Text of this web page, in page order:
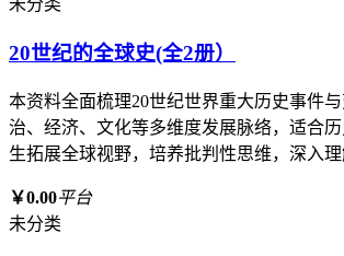
未分类
20世纪的全球史(全2册）
本资料全面梳理20世纪世界重大历史事件
治、经济、文化等多维度发展脉络，适合
生拓展全球视野，培养批判性思维，深入
￥0.00平台
未分类